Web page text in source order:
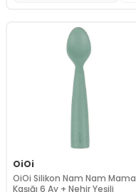
OiOi
OiOi Silikon Nam Nam Mama
Kaşığı 6 Ay + Nehir Yeşili